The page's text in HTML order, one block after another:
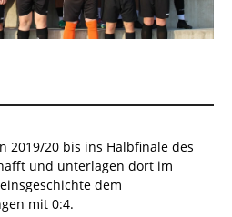
2019/20 bis ins Halbfinale des
und unterlagen dort im
dem
mit 0:4.